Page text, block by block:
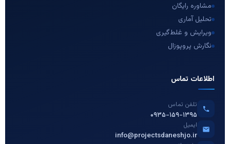
مشاوره رایگان
تحلیل آماری
ویرایش و غلط‌گیری
نگارش پروپوزال
اطلاعات تماس
تلفن تماس
۰۹۳۵-۱۵۹-۱۳۹۵
ایمیل
info@projectsdaneshjo.ir